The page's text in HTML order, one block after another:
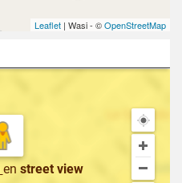
Leaflet | Wasi - ©OpenStreetMap
en street view